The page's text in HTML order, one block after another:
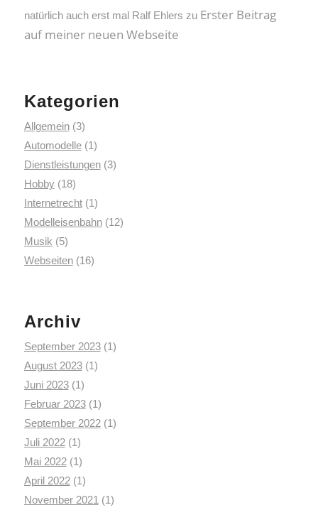
natürlich auch erst mal Ralf Ehlers zu Erster Beitrag
auf meiner neuen Webseite
Kategorien
Allgemein(3)
Automodelle(1)
Dienstleistungen(3)
Hobby(18)
Internetrecht(1)
Modelleisenbahn(12)
Musik (5)
Webseiten(16)
Archiv
September 2023(1)
August 2023(1)
Juni 2023(1)
Februar 2023(1)
September 2022(1)
Juli 2022(1)
Mai 2022(1)
April 2022(1)
November 2021 (1)